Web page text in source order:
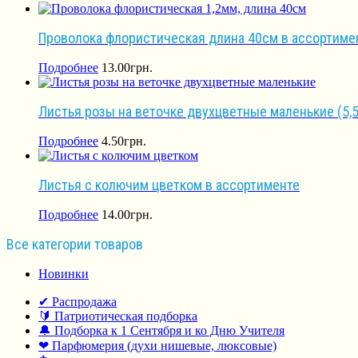
Проволока флористическая длина 40см в
Подробнее 13.00грн.
Листья розы на веточке двухцветные маленькие
Подробнее 4.50грн.
Листья с колючим цветком в ассортименте
Подробнее 14.00грн.
Все категории товаров
Новинки
✔ Распродажа
🔰 Патриотическая подборка
🔔 Подборка к 1 Сентября и ко Дню Учителя
❤ Парфюмерия (духи нишевые, люксовые)